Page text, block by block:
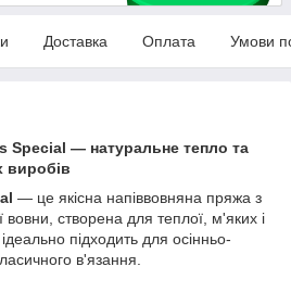
Доставка Оплата Умови
Special — натуральне тепло та
виробів
— це якісна напіввовняна пряжа з
створена для теплої, м'яких і
підходить для осінньо-
в'язання.